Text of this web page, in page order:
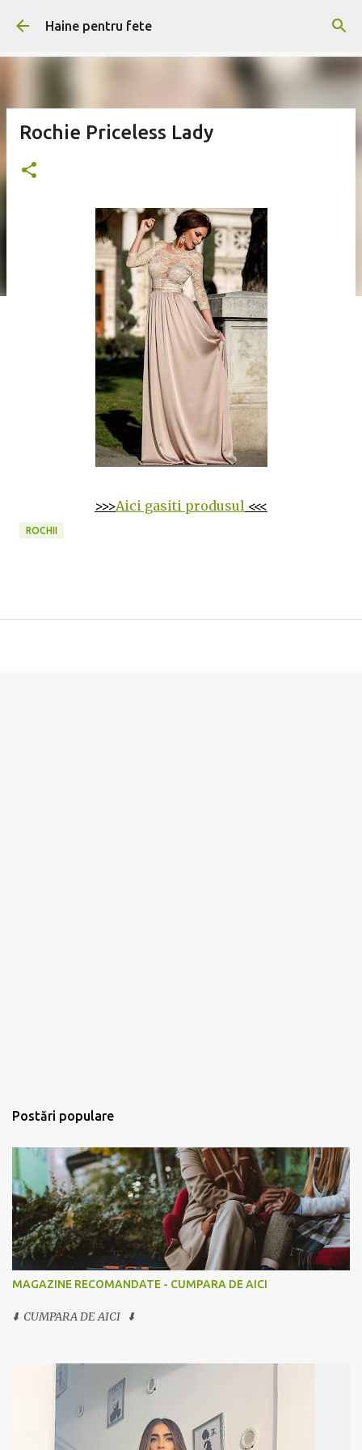
Treceți la conținutul principal
Haine pentru fete
Rochie Priceless Lady
>>>Aici gasiti produsul <<<
ROCHII
Postări populare
MAGAZINE RECOMANDATE - CUMPARA DE AICI
⬇️ CUMPARA DE AICI ⬇️